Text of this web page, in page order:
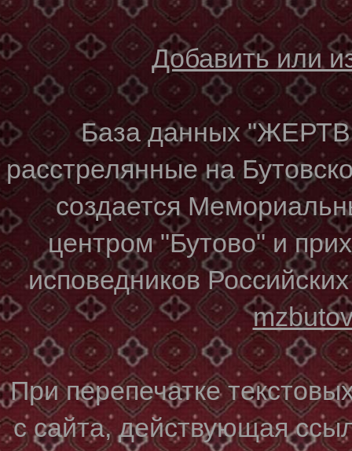
Добавить или
База данных
расстрелянные на
создается
центром "Бутово" и
исповедников
При перепечатке
с сайта, действующая